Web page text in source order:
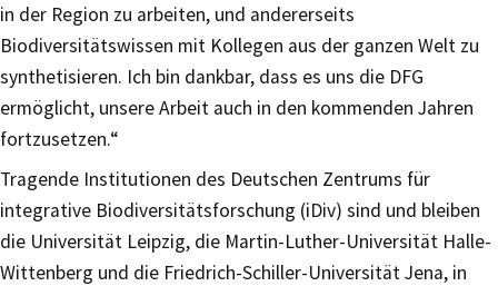
in der Region zu arbeiten, und andererseits
Biodiversitätswissen mit Kollegen aus der ganzen Welt zu
synthetisieren. Ich bin dankbar, dass es uns die DFG
ermöglicht, unsere Arbeit auch in den kommenden Jahren
fortzusetzen.“
Tragende Institutionen des Deutschen Zentrums für
integrative Biodiversitätsforschung (iDiv) sind und bleiben
die Universität Leipzig, die Martin-Luther-Universität Halle-
Wittenberg und die Friedrich-Schiller-Universität Jena, in